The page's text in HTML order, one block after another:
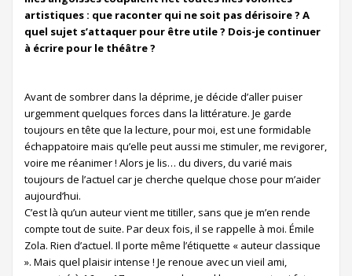
artistiques : que raconter qui ne soit pas dérisoire ? A
quel sujet s’attaquer pour être utile ? Dois-je continuer
à écrire pour le théâtre ?
Avant de sombrer dans la déprime, je décide d’aller puiser
urgemment quelques forces dans la littérature. Je garde
toujours en tête que la lecture, pour moi, est une formidable
échappatoire mais qu’elle peut aussi me stimuler, me revigorer,
voire me réanimer ! Alors je lis… du divers, du varié mais
toujours de l’actuel car je cherche quelque chose pour m’aider
aujourd’hui.
C’est là qu’un auteur vient me titiller, sans que je m’en rende
compte tout de suite. Par deux fois, il se rappelle à moi. Émile
Zola. Rien d’actuel. Il porte même l’étiquette « auteur classique
». Mais quel plaisir intense ! Je renoue avec un vieil ami,